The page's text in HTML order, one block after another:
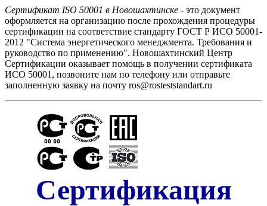
Сертификат ISO 50001 в Новошахтинске - это документ
оформляется на организацию после прохождения процедуры
сертификации на соответствие стандарту ГОСТ Р ИСО 50001-
2012 "Система энергетического менеджмента. Требования и
руководство по применению". Новошахтинский Центр
Сертификации оказывает помощь в получении сертификата
ИСО 50001, позвоните нам по телефону или отправьте
заполненную заявку на почту ros@rosteststandart.ru
Сертификация